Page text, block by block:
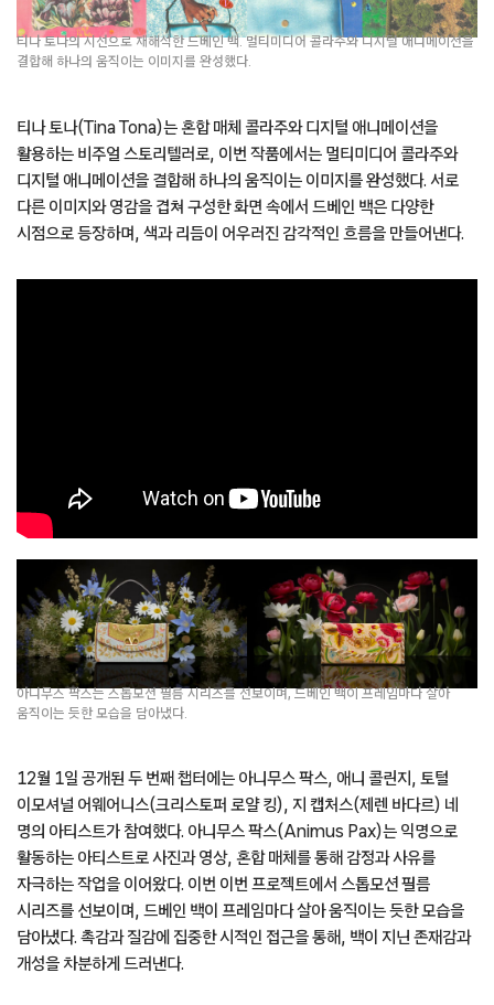
티나 토나의 시선으로 재해석한 드베인 백. 멀티미디어 콜라주와 디지털 애니메이션을
결합해 하나의 움직이는 이미지를 완성했다.
티나 토나(Tina Tona)는 혼합 매체 콜라주와 디지털 애니메이션을
활용하는 비주얼 스토리텔러로, 이번 작품에서는 멀티미디어 콜라주와
디지털 애니메이션을 결합해 하나의 움직이는 이미지를 완성했다. 서로
다른 이미지와 영감을 겹쳐 구성한 화면 속에서 드베인 백은 다양한
시점으로 등장하며, 색과 리듬이 어우러진 감각적인 흐름을 만들어낸다.
아니무스 팍스는 스톱모션 필름 시리즈를 선보이며, 드베인 백이 프레임마다 살아
움직이는 듯한 모습을 담아냈다.
12월 1일 공개된 두 번째 챕터에는 아니무스 팍스, 애니 콜린지, 토털
이모셔널 어웨어니스(크리스토퍼 로얄 킹), 지 캡처스(제렌 바다르) 네
명의 아티스트가 참여했다. 아니무스 팍스(Animus Pax)는 익명으로
활동하는 아티스트로 사진과 영상, 혼합 매체를 통해 감정과 사유를
자극하는 작업을 이어왔다. 이번 이번 프로젝트에서 스톱모션 필름
시리즈를 선보이며, 드베인 백이 프레임마다 살아 움직이는 듯한 모습을
담아냈다. 촉감과 질감에 집중한 시적인 접근을 통해, 백이 지닌 존재감과
개성을 차분하게 드러낸다.